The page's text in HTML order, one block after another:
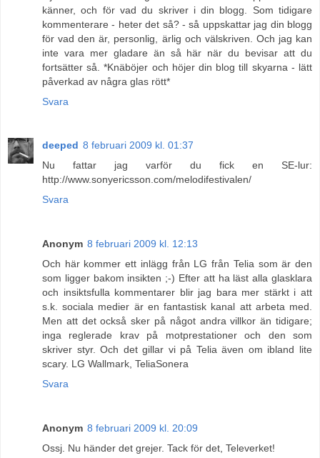
känner, och för vad du skriver i din blogg. Som tidigare
kommenterare - heter det så? - så uppskattar jag din blogg
för vad den är, personlig, ärlig och välskriven. Och jag kan
inte vara mer gladare än så här när du bevisar att du
fortsätter så. *Knäböjer och höjer din blog till skyarna - lätt
påverkad av några glas rött*
Svara
deeped 8 februari 2009 kl. 01:37
Nu fattar jag varför du fick en SE-lur:
http://www.sonyericsson.com/melodifestivalen/
Svara
Anonym 8 februari 2009 kl. 12:13
Och här kommer ett inlägg från LG från Telia som är den
som ligger bakom insikten ;-) Efter att ha läst alla glasklara
och insiktsfulla kommentarer blir jag bara mer stärkt i att
s.k. sociala medier är en fantastisk kanal att arbeta med.
Men att det också sker på något andra villkor än tidigare;
inga reglerade krav på motprestationer och den som
skriver styr. Och det gillar vi på Telia även om ibland lite
scary. LG Wallmark, TeliaSonera
Svara
Anonym 8 februari 2009 kl. 20:09
Ossj. Nu händer det grejer. Tack för det, Televerket!